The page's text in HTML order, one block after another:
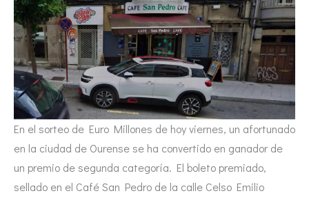
En el sorteo de Euro Millones de hoy viernes, un afortunado
en la ciudad de Ourense se ha convertido en ganador de
un premio de segunda categoría. El boleto premiado,
sellado en el Café San Pedro de la calle Celso Emilio